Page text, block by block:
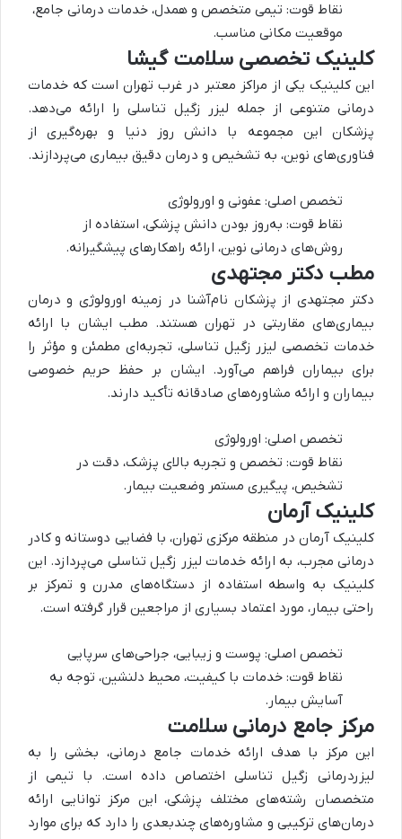
نقاط قوت: تیمی متخصص و همدل، خدمات درمانی جامع،
موقعیت مکانی مناسب.
کلینیک تخصصی سلامت گیشا
این کلینیک یکی از مراکز معتبر در غرب تهران است که خدمات
درمانی متنوعی از جمله لیزر زگیل تناسلی را ارائه می‌دهد.
پزشکان این مجموعه با دانش روز دنیا و بهره‌گیری از
فناوری‌های نوین، به تشخیص و درمان دقیق بیماری می‌پردازند.
تخصص اصلی: عفونی و اورولوژی
نقاط قوت: به‌روز بودن دانش پزشکی، استفاده از
روش‌های درمانی نوین، ارائه راهکارهای پیشگیرانه.
مطب دکتر مجتهدی
دکتر مجتهدی از پزشکان نام‌آشنا در زمینه اورولوژی و درمان
بیماری‌های مقاربتی در تهران هستند. مطب ایشان با ارائه
خدمات تخصصی لیزر زگیل تناسلی، تجربه‌ای مطمئن و مؤثر را
برای بیماران فراهم می‌آورد. ایشان بر حفظ حریم خصوصی
بیماران و ارائه مشاوره‌های صادقانه تأکید دارند.
تخصص اصلی: اورولوژی
نقاط قوت: تخصص و تجربه بالای پزشک، دقت در
تشخیص، پیگیری مستمر وضعیت بیمار.
کلینیک آرمان
کلینیک آرمان در منطقه مرکزی تهران، با فضایی دوستانه و کادر
درمانی مجرب، به ارائه خدمات لیزر زگیل تناسلی می‌پردازد. این
کلینیک به واسطه استفاده از دستگاه‌های مدرن و تمرکز بر
راحتی بیمار، مورد اعتماد بسیاری از مراجعین قرار گرفته است.
تخصص اصلی: پوست و زیبایی، جراحی‌های سرپایی
نقاط قوت: خدمات با کیفیت، محیط دلنشین، توجه به
آسایش بیمار.
مرکز جامع درمانی سلامت
این مرکز با هدف ارائه خدمات جامع درمانی، بخشی را به
لیزردرمانی زگیل تناسلی اختصاص داده است. با تیمی از
متخصصان رشته‌های مختلف پزشکی، این مرکز توانایی ارائه
درمان‌های ترکیبی و مشاوره‌های چندبعدی را دارد که برای موارد